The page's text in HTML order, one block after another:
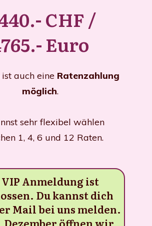
CHF /
Euro
auch eine Ratenzahlung
möglich.
sehr flexibel wählen
1, 4, 6 und 12 Raten.
Anmeldung ist
Du kannst dich
Mail bei uns melden.
Dezember öffnen wir